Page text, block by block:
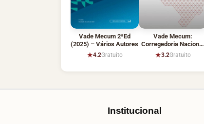
Vade Mecum 2ªEd
(2025) – Vários Autores
★4.2Gratuito
Vade Mecum:
Corregedoria Nacional
do Ministério Público
★3.2Gratuito
Institucional